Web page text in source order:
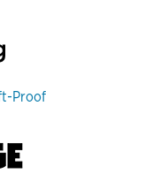
Proof